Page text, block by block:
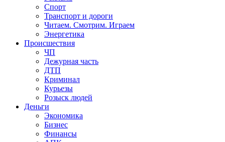
Спорт
Транспорт и дороги
Читаем. Смотрим. Играем
Энергетика
Происшествия
ЧП
Дежурная часть
ДТП
Криминал
Курьезы
Розыск людей
Деньги
Экономика
Бизнес
Финансы